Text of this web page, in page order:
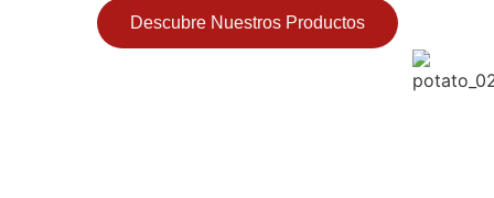
Descubre Nuestros Productos